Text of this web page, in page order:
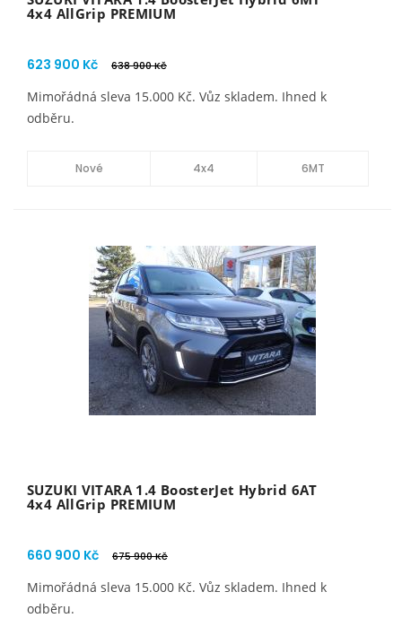
4x4 AllGrip PREMIUM
623 900 Kč 638 900 Kč
Mimořádná sleva 15.000 Kč. Vůz skladem. Ihned k
odběru.
Nové 4x4 6MT
SUZUKI VITARA 1.4 BoosterJet Hybrid 6AT
4x4 AllGrip PREMIUM
660 900 Kč 675 900 Kč
Mimořádná sleva 15.000 Kč. Vůz skladem. Ihned k
odběru.